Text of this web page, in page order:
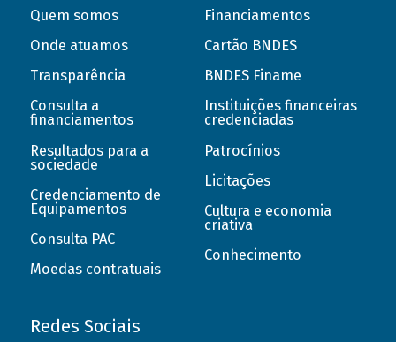
Quem somos
Onde atuamos
Transparência
Consulta a
financiamentos
Resultados para a
sociedade
Credenciamento de
Equipamentos
Consulta PAC
Moedas contratuais
Financiamentos
Cartão BNDES
BNDES Finame
Instituições financeiras
credenciadas
Patrocínios
Licitações
Cultura e economia
criativa
Conhecimento
Redes Sociais